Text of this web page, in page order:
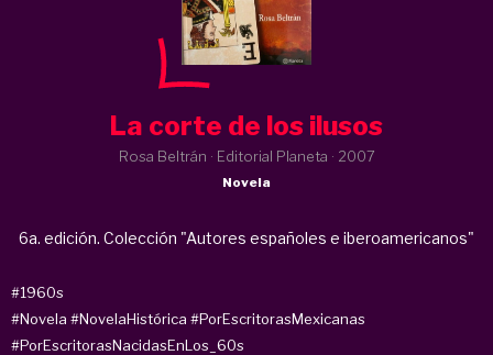
La corte de los ilusos
Rosa Beltrán · Editorial Planeta · 2007
Novela
6a. edición. Colección "Autores españoles e iberoamericanos"
#1960s
#Novela #NovelaHistórica #PorEscritorasMexicanas
#PorEscritorasNacidasEnLos_60s